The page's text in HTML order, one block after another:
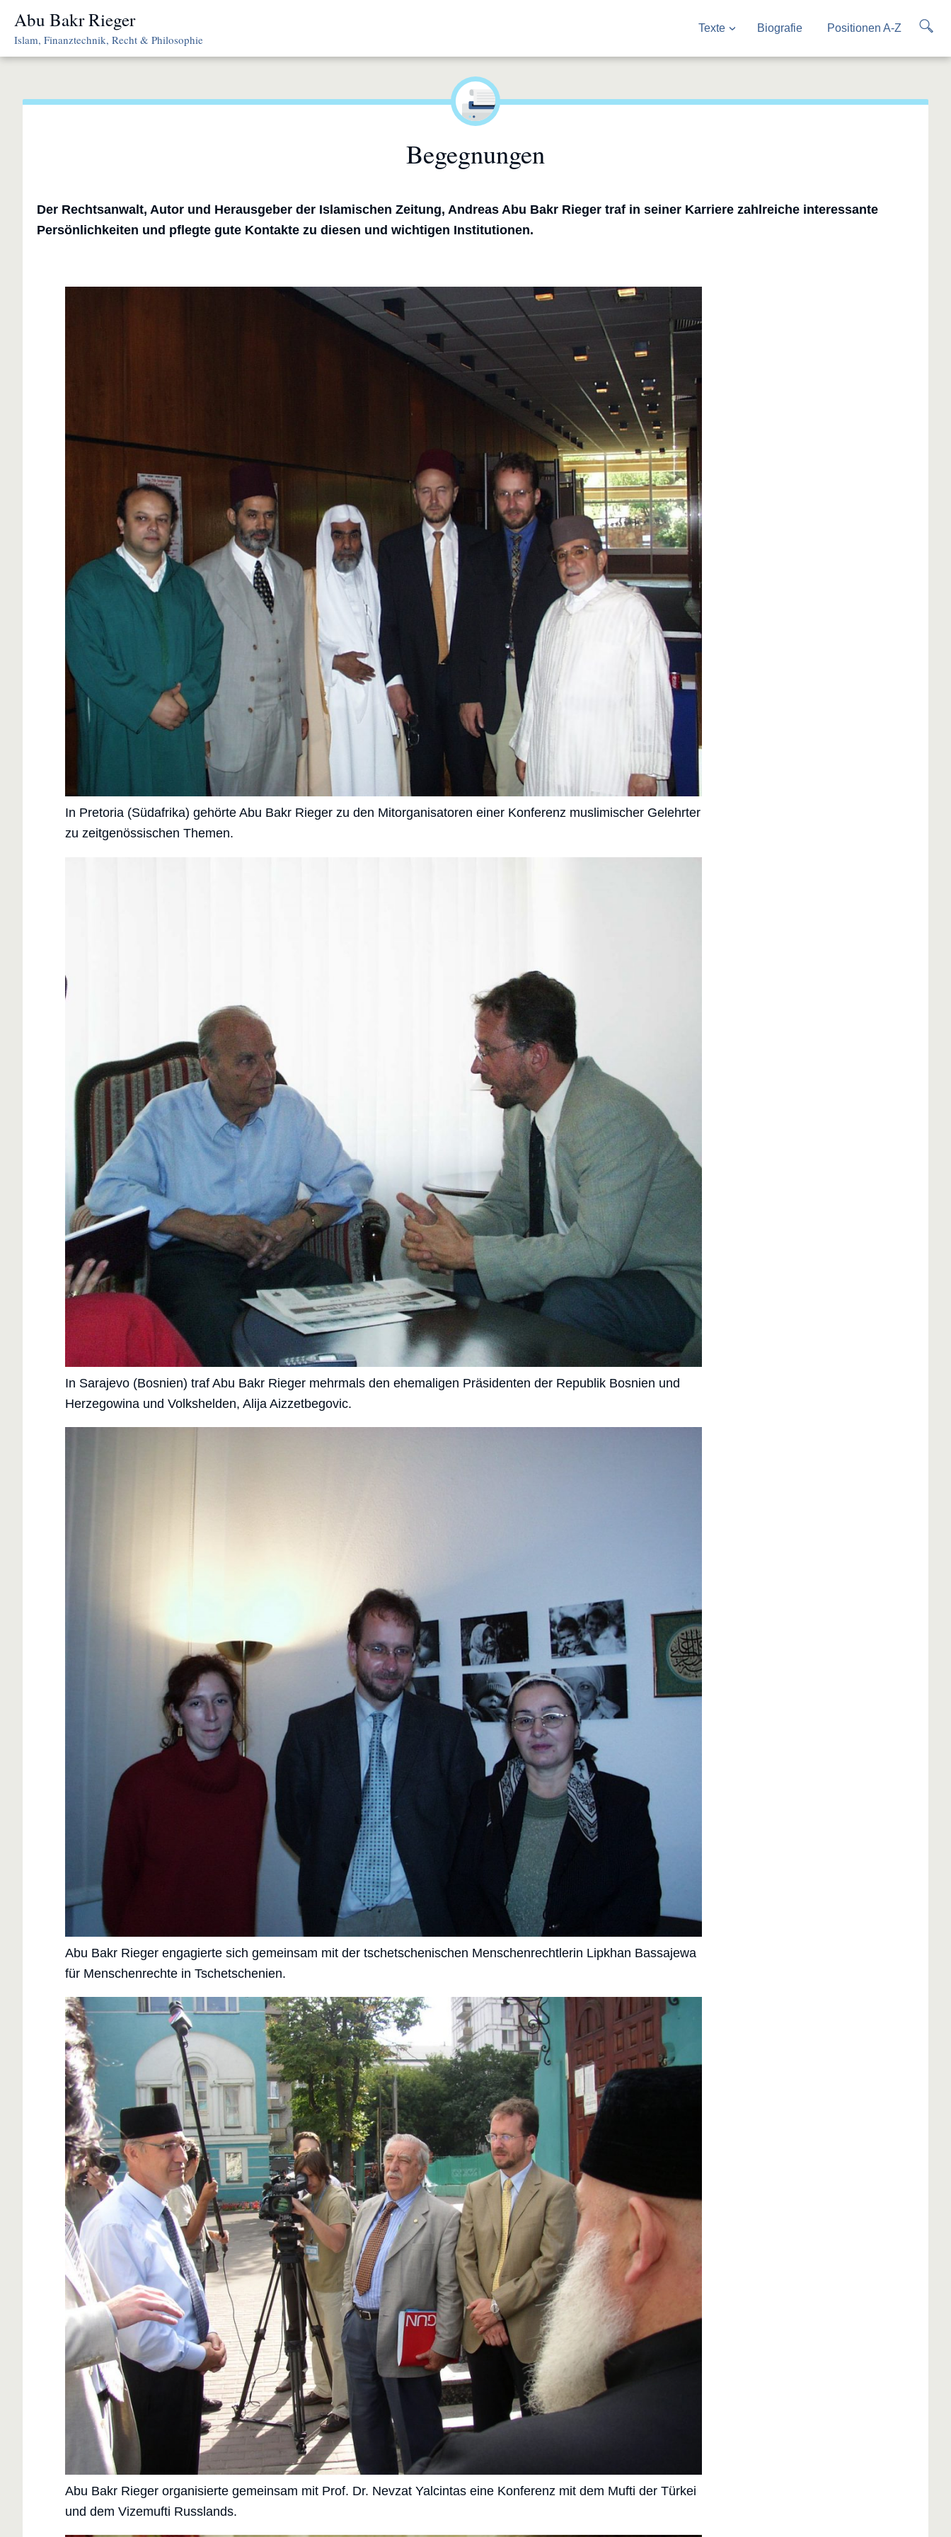
Abu Bakr Rieger
Islam, Finanztechnik, Recht & Philosophie
Texte Biografie Positionen A-Z
Begegnungen
Der Rechtsanwalt, Autor und Herausgeber der Islamischen Zeitung, Andreas Abu Bakr Rieger traf in seiner Karriere zahlreiche interessante
Persönlichkeiten und pflegte gute Kontakte zu diesen und wichtigen Institutionen.
In Pretoria (Südafrika) gehörte Abu Bakr Rieger zu den Mitorganisatoren einer Konferenz muslimischer Gelehrter
zu zeitgenössischen Themen.
In Sarajevo (Bosnien) traf Abu Bakr Rieger mehrmals den ehemaligen Präsidenten der Republik Bosnien und
Herzegowina und Volkshelden, Alija Aizzetbegovic.
Abu Bakr Rieger engagierte sich gemeinsam mit der tschetschenischen Menschenrechtlerin Lipkhan Bassajewa
für Menschenrechte in Tschetschenien.
Abu Bakr Rieger organisierte gemeinsam mit Prof. Dr. Nevzat Yalcintas eine Konferenz mit dem Mufti der Türkei
und dem Vizemufti Russlands.